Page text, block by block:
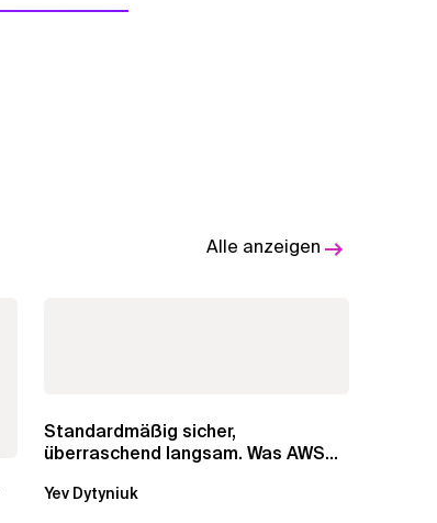
Alle anzeigen
Standardmäßig sicher,
überraschend langsam. Was AWS
Yev Dytyniuk